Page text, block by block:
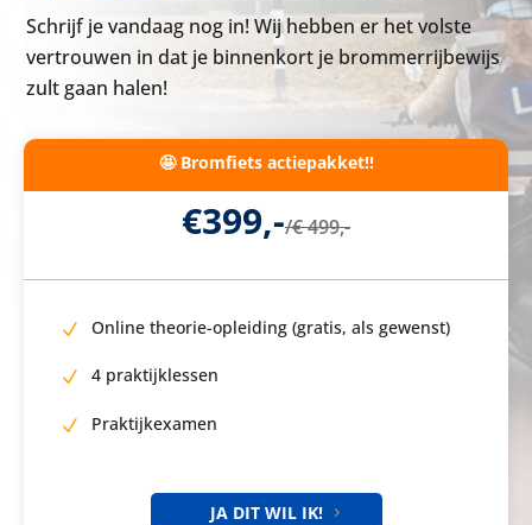
Schrijf je vandaag nog in! Wij hebben er het volste
vertrouwen in dat je binnenkort je brommerrijbewijs
zult gaan halen!
🤩 Bromfiets actiepakket!!
€399,-/€ 499,-
Online theorie-opleiding (gratis, als gewenst)
4 praktijklessen
Praktijkexamen
JA DIT WIL IK!